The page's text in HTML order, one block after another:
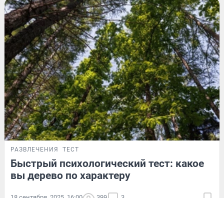
РАЗВЛЕЧЕНИЯ ТЕСТ
Быстрый психологический тест: какое
вы дерево по характеру